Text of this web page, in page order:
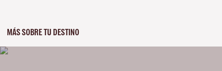
MÁS SOBRE TU DESTINO